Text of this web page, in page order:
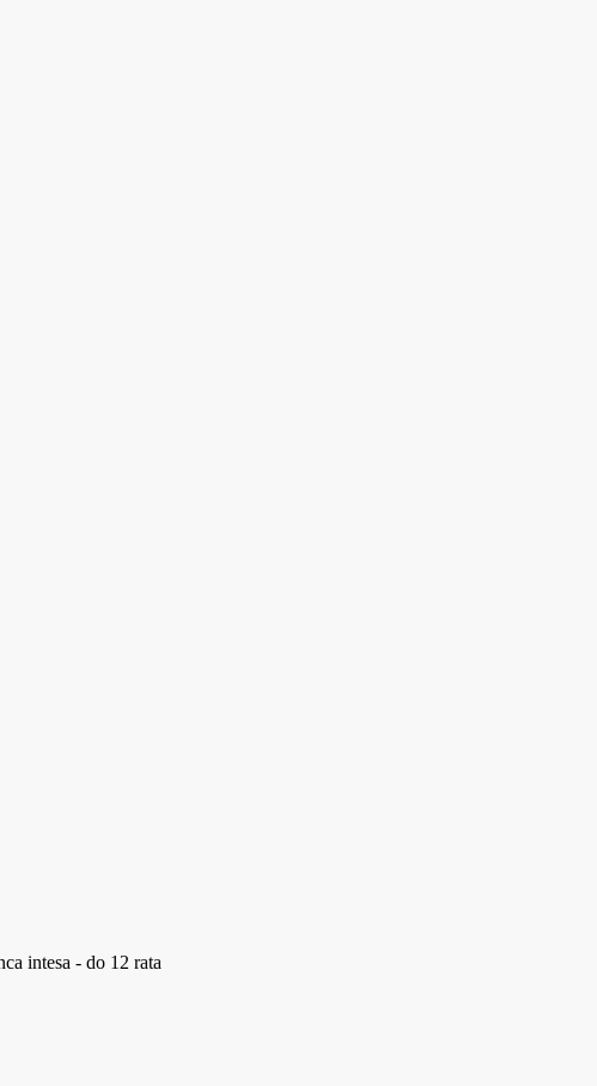
intesa - do 12 rata